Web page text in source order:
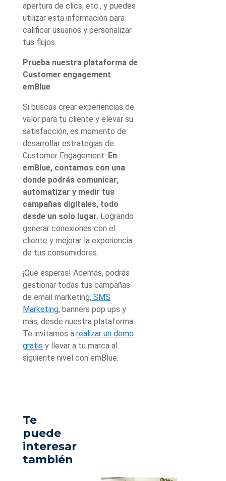
apertura de clics, etc., y puedes
utilizar esta información para
calificar usuarios y personalizar
tus flujos.
Prueba nuestra plataforma de
Customer engagement
emBlue
Si buscas crear experiencias de
valor para tu cliente y elevar su
satisfacción, es momento de
desarrollar estrategias de
Customer Engagement. En
emBlue, contamos con una
donde podrás comunicar,
automatizar y medir tus
campañas digitales, todo
desde un solo lugar. Logrando
generar conexiones con el
cliente y mejorar la experiencia
de tus consumidores.
¡Qué esperas! Además, podrás
gestionar todas tus campañas
de email marketing, SMS
Marketing, banners pop ups y
más, desde nuestra plataforma.
Te invitamos a realizar un demo
gratis y llevar a tu marca al
siguiente nivel con emBlue.
Te
puede
interesar
también